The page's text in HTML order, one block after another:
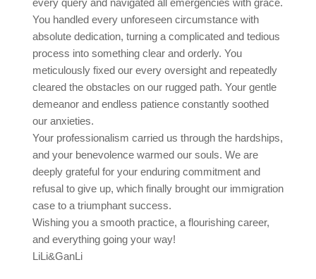
every query and navigated all emergencies with grace.
You handled every unforeseen circumstance with
absolute dedication, turning a complicated and tedious
process into something clear and orderly. You
meticulously fixed our every oversight and repeatedly
cleared the obstacles on our rugged path. Your gentle
demeanor and endless patience constantly soothed
our anxieties.
Your professionalism carried us through the hardships,
and your benevolence warmed our souls. We are
deeply grateful for your enduring commitment and
refusal to give up, which finally brought our immigration
case to a triumphant success.
Wishing you a smooth practice, a flourishing career,
and everything going your way!
LiLi&GanLi